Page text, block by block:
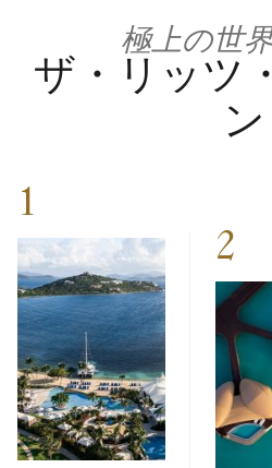
極上の世
ザ・リッツ
ン
1
2